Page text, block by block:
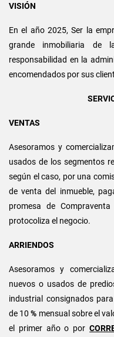
VISIÓN
En el año 2025, Ser la
grande inmobiliaria de
responsabilidad en la
encomendados por sus
VENTAS
Asesoramos y
usados de los segmentos
según el caso, por una
de venta del inmueble,
promesa de
protocoliza el negocio.
ARRIENDOS
Asesoramos y
nuevos o usados de
industrial consignados para
de 10% mensual sobre el
el primer año o por